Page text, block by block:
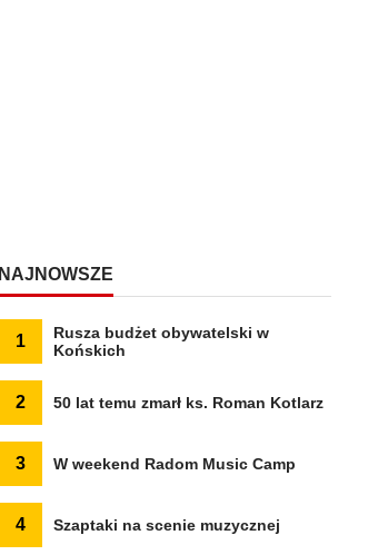
NAJNOWSZE
1
Rusza budżet obywatelski w
Końskich
2 50 lat temu zmarł ks. Roman Kotlarz
3 W weekend Radom Music Camp
4 Szaptaki na scenie muzycznej